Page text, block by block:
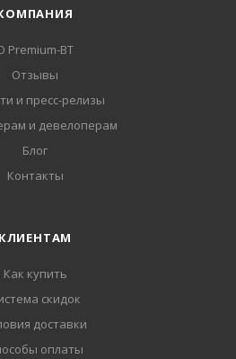
Premium-BT
Отзывы
и пресс-релизы
и девелоперам
Блог
Контакты
КЛИЕНТАМ
Как купить
скидок
доставки
оплаты